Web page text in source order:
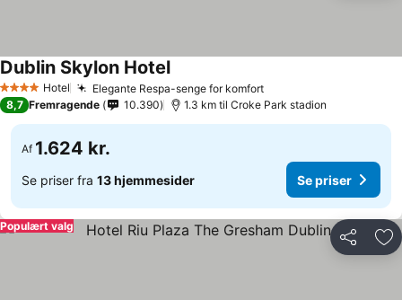
4 StjernerHotel Elegante Respa-senge for komfort
Dublin Skylon Hotel
8,7 Fremragende 10.390 1.3 km til Croke Park stadion
Af 1.624 kr.
Se priser fra 13 hjemmesider Se priser
Del
Populært valg